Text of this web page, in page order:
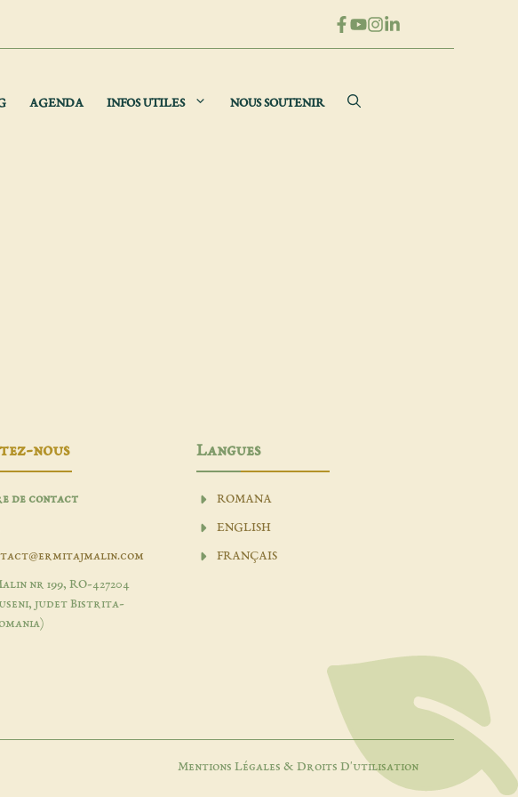
AGENDA INFOS UTILES NOUS SOUTENIR
nous
de contact
nr 199, RO-427204
judet Bistrita-
Langues
ROMANA
ENGLISH
FRANÇAIS
Mentions Légales & Droits D'utilisation